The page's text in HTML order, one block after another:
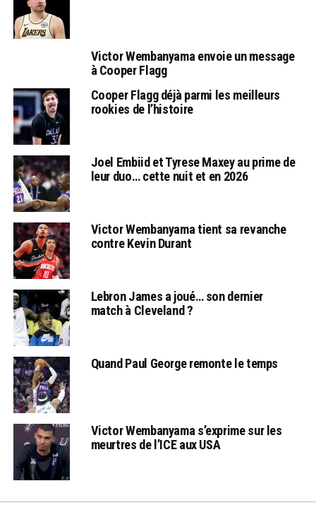
Victor Wembanyama envoie un message
à Cooper Flagg
Cooper Flagg déjà parmi les meilleurs
rookies de l’histoire
Joel Embiid et Tyrese Maxey au prime de
leur duo… cette nuit et en 2026
Victor Wembanyama tient sa revanche
contre Kevin Durant
Lebron James a joué… son dernier
match à Cleveland ?
Quand Paul George remonte le temps
Victor Wembanyama s’exprime sur les
meurtres de l’ICE aux USA